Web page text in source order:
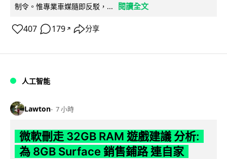
制令。惟專業車媒隨即反駁，...
閱讀全文
407 179 ↗ 分享
人工智能
Lawton 7 小時
微軟刪走 32GB RAM 遊戲建議 分析:
為 8GB Surface 銷售鋪路 連自家